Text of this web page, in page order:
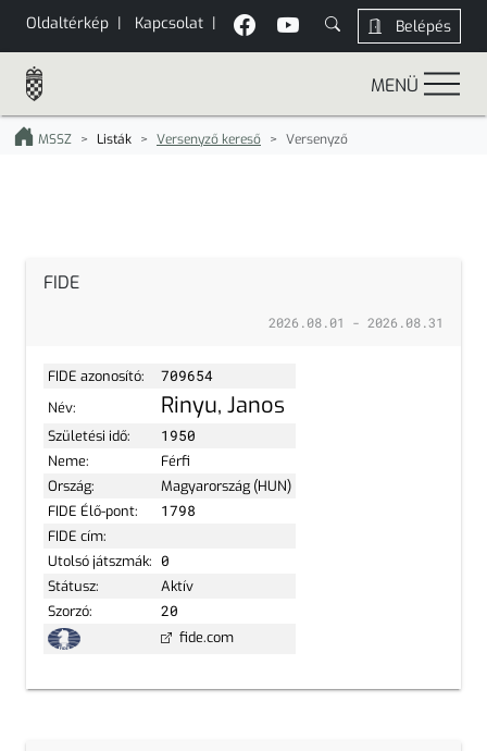
Oldaltérkép | Kapcsolat | Belépés
MENÜ
MSSZ Listák Versenyző kereső Versenyző
FIDE
2026.08.01 - 2026.08.31
FIDE azonosító: 709654
Név: Rinyu, Janos
Születési idő: 1950
Neme:
Férfi
Ország:
Magyarország (HUN)
FIDE Élő-pont:
1798
FIDE cím:
Utolsó játszmák:
0
Státusz:
Aktív
Szorzó:
20
fide.com